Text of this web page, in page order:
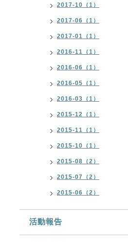
2017-10（1）
2017-06（1）
2017-01（1）
2016-11（1）
2016-06（1）
2016-05（1）
2016-03（1）
2015-12（1）
2015-11（1）
2015-10（1）
2015-08（2）
2015-07（2）
2015-06（2）
活動報告